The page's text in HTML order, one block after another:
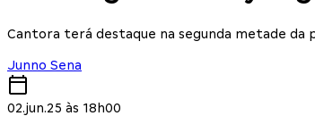
Cantora terá destaque na segunda metade da
Junno Sena
02.jun.25 às 18h00